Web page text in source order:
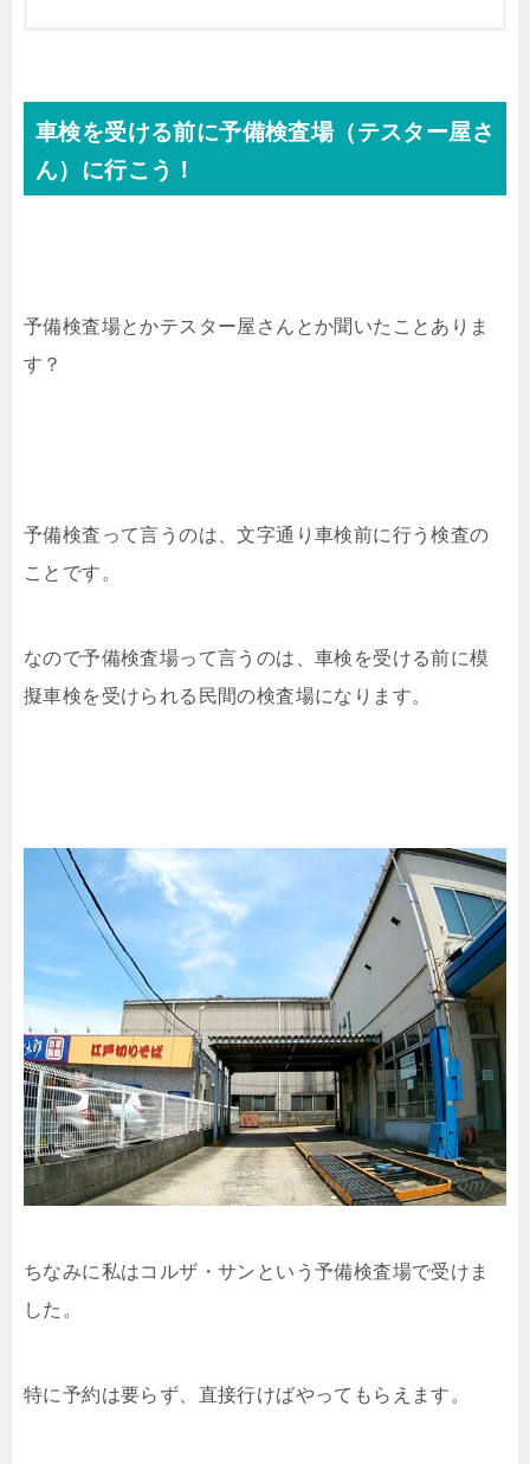
車検を受ける前に予備検査場（テスター屋さ
ん）に行こう！
予備検査場とかテスター屋さんとか聞いたことありま
す？
予備検査って言うのは、文字通り車検前に行う検査の
ことです。
なので予備検査場って言うのは、車検を受ける前に模
擬車検を受けられる民間の検査場になります。
ちなみに私はコルザ・サンという予備検査場で受けま
した。
特に予約は要らず、直接行けばやってもらえます。